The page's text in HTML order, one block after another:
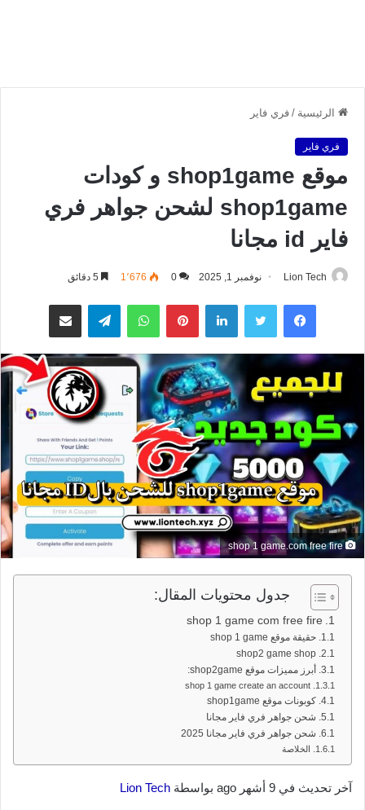
الرئيسية / فري فاير
فري فاير
موقع shop1game و كودات
shop1game لشحن جواهر فري
فاير id مجانا
Lion Tech نوفمبر 1, 2025 0 1٬676
فيسبوك تويتر لينكدإن بينتيريستواتساب تيلقرام مشاركة عبر البريد
shop 1 game.com free fire
جدول محتويات المقال:
shop 1 game com free fire
حقيقة موقع shop 1 game
shop2 game shop
أبرز مميزات موقع shop2game:
shop 1 game create an account
كوبونات موقع shop1game
شحن جواهر فري فاير مجانا
شحن جواهر فري فاير مجانا 2025
الخلاصة
آخر تحديث في 9 أشهر ago بواسطة Lion Tech